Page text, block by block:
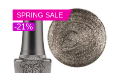
-21%
SPRING SALE